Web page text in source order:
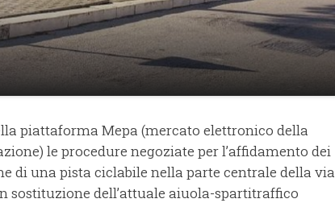
piattaforma Mepa (mercato elettronico della
le procedure negoziate per l’affidamento dei
di una pista ciclabile nella parte centrale della via
sostituzione dell’attuale aiuola-spartitraffico